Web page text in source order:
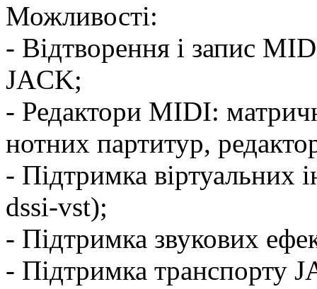
Можливості:
- Відтворення і запис
JACK;
- Редактори MIDI:
нотних партитур,
- Підтримка віртуальних
dssi-vst);
- Підтримка звукових
- Підтримка транспорту